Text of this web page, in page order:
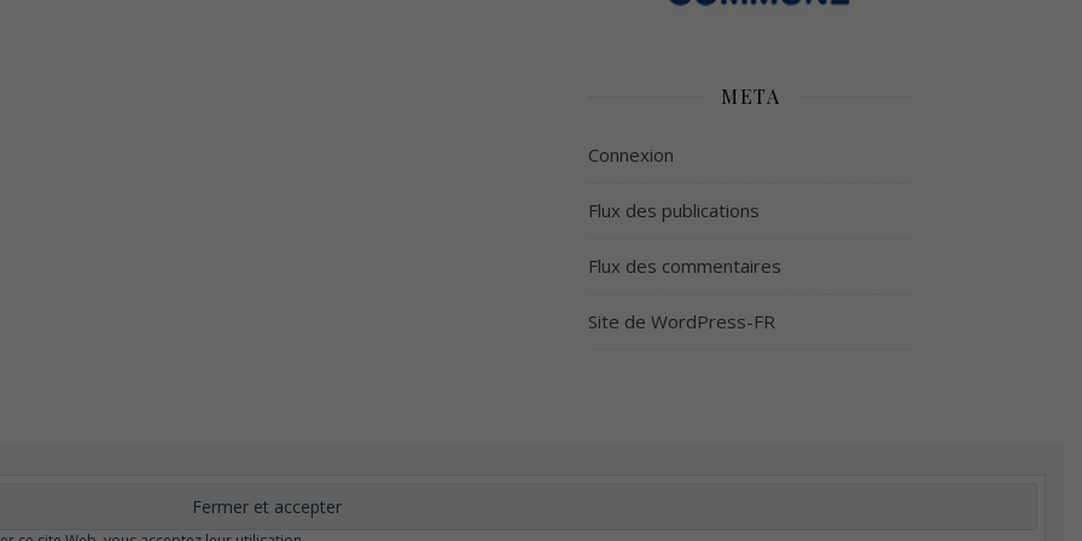
META
Connexion
Flux des publications
Flux des commentaires
Site de WordPress-FR
Meilleur odorat Meilleur goût